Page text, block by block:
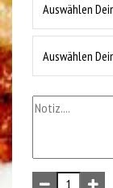
Auswählen
Auswählen